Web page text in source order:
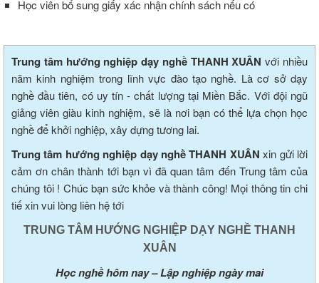
Học viên bổ sung giấy xác nhận chính sách nếu có
Trung tâm hướng nghiệp dạy nghề THANH XUÂN với nhiều
năm kinh nghiệm trong lĩnh vực đào tạo nghề. Là cơ sở dạy
nghề đầu tiên, có uy tín - chất lượng tại Miền Bắc. Với đội ngũ
giảng viên giàu kinh nghiệm, sẽ là nơi bạn có thể lựa chọn học
nghề để khởi nghiệp, xây dựng tương lai.
Trung tâm hướng nghiệp dạy nghề THANH XUÂN xin gửi lời
cảm ơn chân thành tới bạn vì đã quan tâm đến Trung tâm của
chúng tôi ! Chúc bạn sức khỏe và thành công! Mọi thông tin chi
tiế xin vui lòng liên hệ tới
TRUNG TÂM HƯỚNG NGHIỆP DẠY NGHỀ THANH
XUÂN
Học nghề hôm nay – Lập nghiệp ngày mai